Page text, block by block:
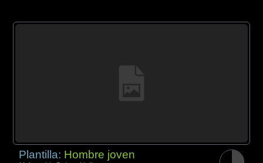
Plantilla: Hombre joven